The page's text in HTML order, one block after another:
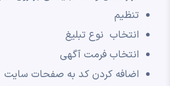
تنظیم
انتخاب نوع تبلیغ
انتخاب فرمت آگهی
اضافه کردن کد به صفحات سایت